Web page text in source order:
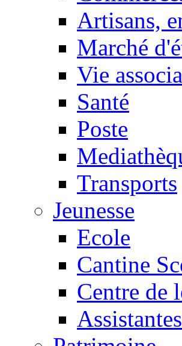
Artisans,
Marché
Vie
Santé
Poste
Transports
Jeunesse
Ecole
Cantine
Centre de